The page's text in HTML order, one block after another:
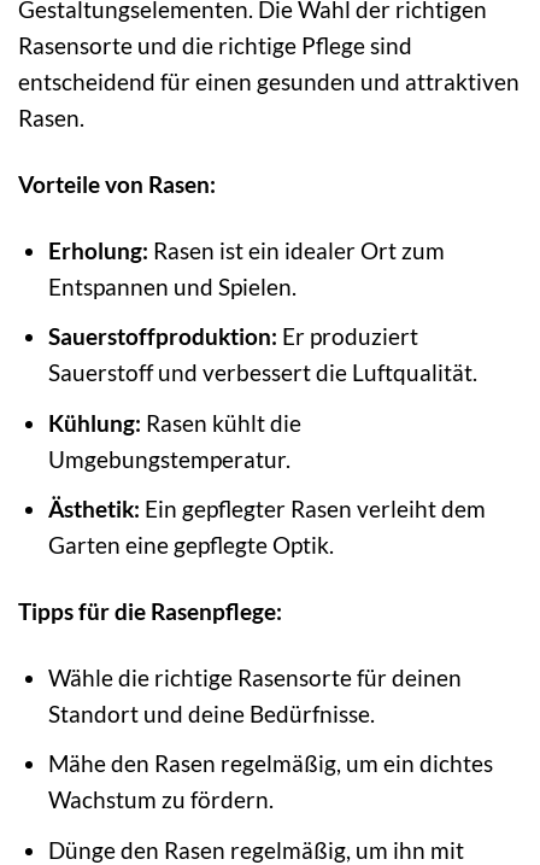
Gestaltungselementen. Die Wahl der richtigen
Rasensorte und die richtige Pflege sind
entscheidend für einen gesunden und attraktiven
Rasen.
Vorteile von Rasen:
Erholung: Rasen ist ein idealer Ort zum
Entspannen und Spielen.
Sauerstoffproduktion: Er produziert
Sauerstoff und verbessert die Luftqualität.
Kühlung: Rasen kühlt die
Umgebungstemperatur.
Ästhetik: Ein gepflegter Rasen verleiht dem
Garten eine gepflegte Optik.
Tipps für die Rasenpflege:
Wähle die richtige Rasensorte für deinen
Standort und deine Bedürfnisse.
Mähe den Rasen regelmäßig, um ein dichtes
Wachstum zu fördern.
Dünge den Rasen regelmäßig, um ihn mit